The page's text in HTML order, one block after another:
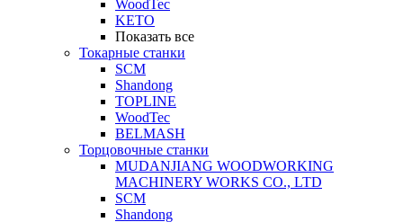
WoodTec
KETO
Показать все
Токарные станки
SCM
Shandong
TOPLINE
WoodTec
BELMASH
Торцовочные станки
MUDANJIANG WOODWORKING
MACHINERY WORKS CO., LTD
SCM
Shandong